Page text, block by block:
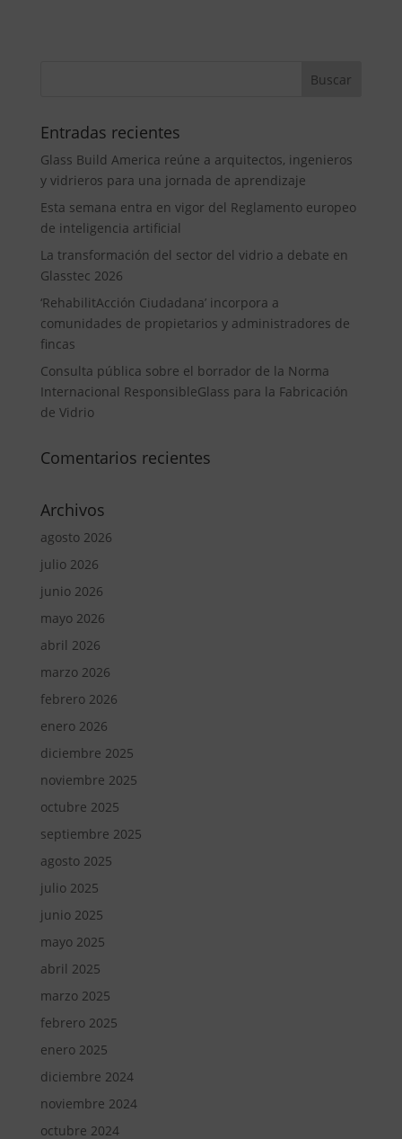
Entradas recientes
Glass Build America reúne a arquitectos, ingenieros
y vidrieros para una jornada de aprendizaje
Esta semana entra en vigor del Reglamento europeo
de inteligencia artificial
La transformación del sector del vidrio a debate en
Glasstec 2026
‘RehabilitAcción Ciudadana’ incorpora a
comunidades de propietarios y administradores de
fincas
Consulta pública sobre el borrador de la Norma
Internacional ResponsibleGlass para la Fabricación
de Vidrio
Comentarios recientes
Archivos
agosto 2026
julio 2026
junio 2026
mayo 2026
abril 2026
marzo 2026
febrero 2026
enero 2026
diciembre 2025
noviembre 2025
octubre 2025
septiembre 2025
agosto 2025
julio 2025
junio 2025
mayo 2025
abril 2025
marzo 2025
febrero 2025
enero 2025
diciembre 2024
noviembre 2024
octubre 2024